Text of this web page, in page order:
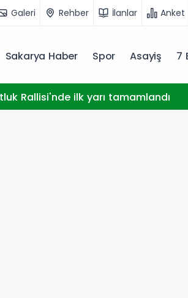
Galeri Rehber İlanlar Anket
Sakarya Haber Spor Asayiş 7
Rallisi'nde ilk yarı tamamlandı